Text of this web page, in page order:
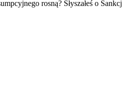
rosną? Słyszałeś o